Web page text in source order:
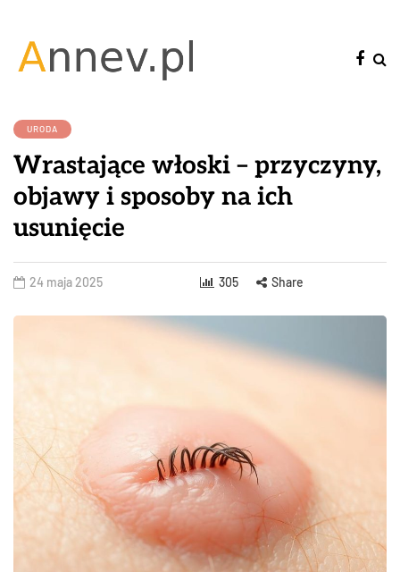
URODA
Wrastające włoski – przyczyny,
objawy i sposoby na ich
usunięcie
24 maja 2025 305 Share